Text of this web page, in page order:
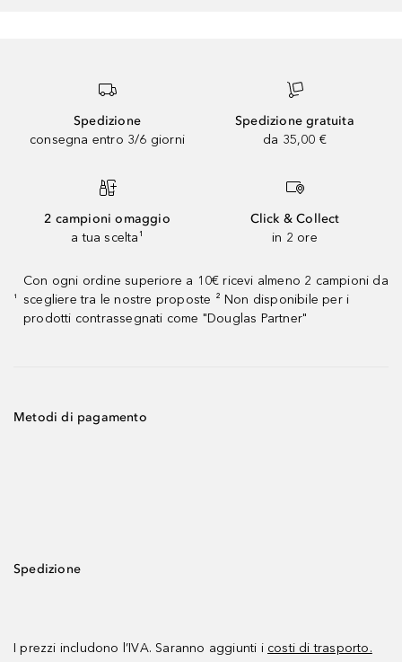
Spedizione
consegna entro 3/6 giorni
Spedizione gratuita
da 35,00 €
2 campioni omaggio
a tua scelta¹
Click & Collect
in 2 ore
¹
Con ogni ordine superiore a 10€ ricevi almeno 2 campioni da
scegliere tra le nostre proposte ² Non disponibile per i
prodotti contrassegnati come "Douglas Partner"
Metodi di pagamento
Spedizione
I prezzi includono l’IVA. Saranno aggiunti i costi di trasporto.